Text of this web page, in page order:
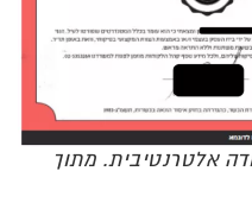
אלטרנטיבית. מתוך